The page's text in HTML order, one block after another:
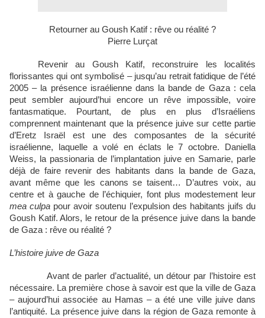
Retourner au Goush Katif : rêve ou réalité ?
Pierre Lurçat
Revenir au Goush Katif, reconstruire les localités
florissantes qui ont symbolisé – jusqu’au retrait fatidique de l’été
2005 – la présence israélienne dans la bande de Gaza : cela
peut sembler aujourd’hui encore un rêve impossible, voire
fantasmatique. Pourtant, de plus en plus d’Israéliens
comprennent maintenant que la présence juive sur cette partie
d’Eretz Israël est une des composantes de la sécurité
israélienne, laquelle a volé en éclats le 7 octobre. Daniella
Weiss, la passionaria de l’implantation juive en Samarie, parle
déjà de faire revenir des habitants dans la bande de Gaza,
avant même que les canons se taisent… D’autres voix, au
centre et à gauche de l’échiquier, font plus modestement leur
mea culpa pour avoir soutenu l’expulsion des habitants juifs du
Goush Katif. Alors, le retour de la présence juive dans la bande
de Gaza : rêve ou réalité ?
L’histoire juive de Gaza
Avant de parler d’actualité, un détour par l’histoire est
nécessaire. La première chose à savoir est que la ville de Gaza
– aujourd’hui associée au Hamas – a été une ville juive dans
l’antiquité. La présence juive dans la région de Gaza remonte à